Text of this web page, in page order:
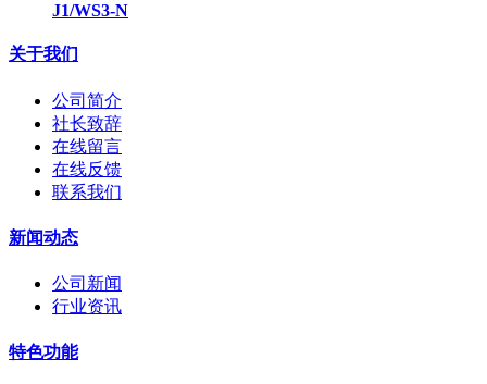
J1/WS3-N
关于我们
公司简介
社长致辞
在线留言
在线反馈
联系我们
新闻动态
公司新闻
行业资讯
特色功能